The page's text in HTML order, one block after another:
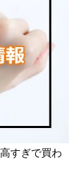
すぎで買わ